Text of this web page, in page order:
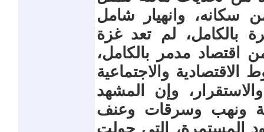
لأكثر من 85% من سكانه، وانهيار شامل
بالكامل، لم تعد غزة
مدمر بالكامل،
والاجتماعية
وإن المشهد
ونهب وسرقات وعنف